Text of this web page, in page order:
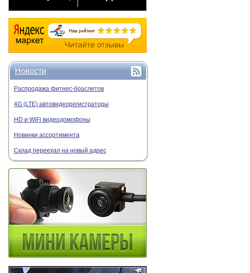
Новости
Распродажа фитнес-браслетов
4G (LTE) автовидеорегистраторы
HD и WiFi видеодомофоны
Новинки ассортимента
Склад переехал на новый адрес